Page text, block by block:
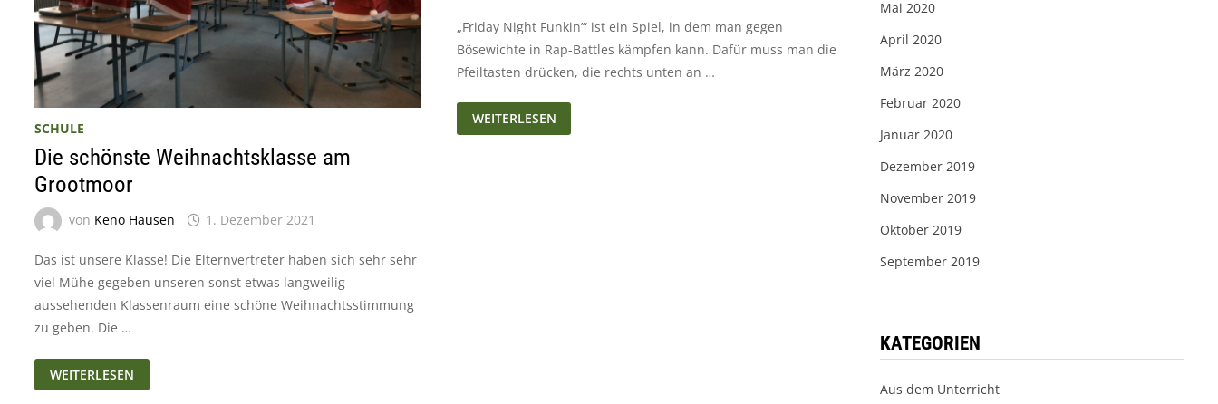
SCHULE
Die schönste Weihnachtsklasse am
Grootmoor
von Keno Hausen 1. Dezember 2021
Das ist unsere Klasse! Die Elternvertreter haben sich sehr sehr
viel Mühe gegeben unseren sonst etwas langweilig
aussehenden Klassenraum eine schöne Weihnachtsstimmung
zu geben. Die …
DIE
SCHÖNSTE
WEIHNACHTSKLASSE
WEITERLESEN
„Friday Night Funkin’“ ist ein Spiel, in dem man gegen
Bösewichte in Rap-Battles kämpfen kann. Dafür muss man die
Pfeiltasten drücken, die rechts unten an …
FRIDAY
NIGHT
FUNKIN‘
WEITERLESEN
Mai 2020
April 2020
März 2020
Februar 2020
Januar 2020
Dezember 2019
November 2019
Oktober 2019
September 2019
KATEGORIEN
Aus dem Unterricht